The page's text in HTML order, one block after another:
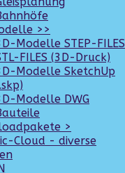
>>
Modelle STEP-FILES
FILES (3D-Druck)
Modelle SketchUp
Modelle DWG
>
Cloud - diverse